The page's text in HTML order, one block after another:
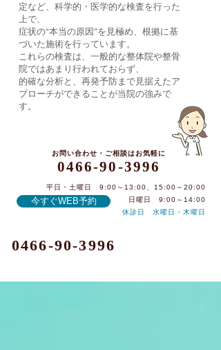
0466-90-3996
お問い合わせ・ご相談はお気軽に
定など、科学的・医学的な検査を行った
上で、
症状の“本当の原因”を見極め、根拠に基
づいた施術を行っています。
これらの検査は、一般的な整体院や整骨
院ではあまり行われておらず、
的確な分析と、再発予防まで見据えたア
プローチができることが当院の強みで
す。
平日・土曜日 9:00～13:00、15:00～20:00
日曜日 9:00～14:00
休診日 水曜日・木曜日
今すぐWEB予約
0466-90-3996